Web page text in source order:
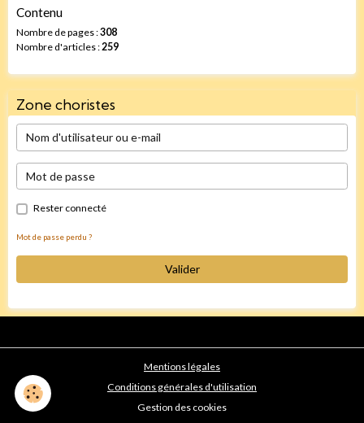
Contenu
Nombre de pages :308
Nombre d'articles :259
Zone choristes
Rester connecté
Mot de passe perdu ?
Valider
Mentions légales
Conditions générales d'utilisation
Gestion des cookies